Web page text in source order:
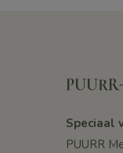
Speciaal
PUURR